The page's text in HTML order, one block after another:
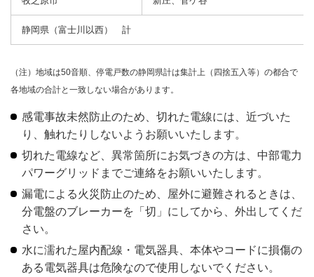
静岡県（富士川以西） 計
（注） 地域は50音順、停電戸数の静岡県計は集計上（四捨五入等）の都合で
各地域の合計と一致しない場合があります。
感電事故未然防止のため、切れた電線には、近づいた
り、触れたりしないようお願いいたします。
切れた電線など、異常箇所にお気づきの方は、中部電力
パワーグリッドまでご連絡をお願いいたします。
漏電による火災防止のため、屋外に避難されるときは、
分電盤のブレーカーを「切」にしてから、外出してくだ
さい。
水に濡れた屋内配線・電気器具、本体やコードに損傷の
ある電気器具は危険なので使用しないでください。